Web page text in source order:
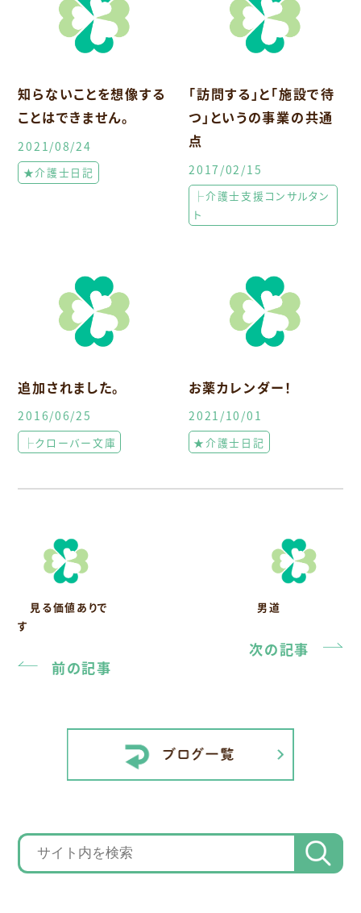
知らないことを想像する
ことはできません。
2021/08/24
★介護士日記
「訪問する」と「施設で待
つ」というの事業の共通
点
2017/02/15
├介護士支援コンサルタン
ト
追加されました。
2016/06/25
├クローバー文庫
お薬カレンダー！
2021/10/01
★介護士日記
見る価値ありで
す
前の記事
男道
次の記事